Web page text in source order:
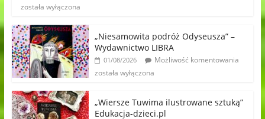
została wyłączona
„Niesamowita podróż Odyseusza” –
Wydawnictwo LIBRA
01/08/2026
Możliwość komentowania
została wyłączona
„Wiersze Tuwima ilustrowane sztuką”
Edukacja-dzieci.pl